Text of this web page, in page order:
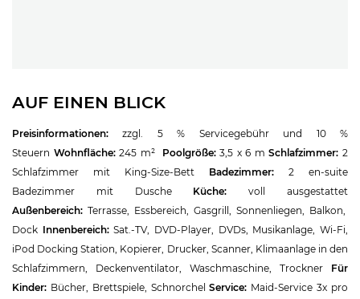
AUF EINEN BLICK
Preisinformationen:zzgl. 5 % Servicegebühr und 10 %
Steuern Wohnfläche:245 m²Poolgröße:3,5 x 6 mSchlafzimmer: 2
Schlafzimmer mit King-Size-Bett Badezimmer: 2 en-suite
Badezimmer mit Dusche Küche: voll ausgestattet
Außenbereich: Terrasse, Essbereich, Gasgrill, Sonnenliegen, Balkon,
Dock Innenbereich:Sat.-TV, DVD-Player, DVDs, Musikanlage, Wi-Fi,
iPod Docking Station, Kopierer, Drucker, Scanner, Klimaanlage in den
Schlafzimmern, Deckenventilator, Waschmaschine, Trockner Für
Kinder: Bücher, Brettspiele, SchnorchelService: Maid-Service 3x pro